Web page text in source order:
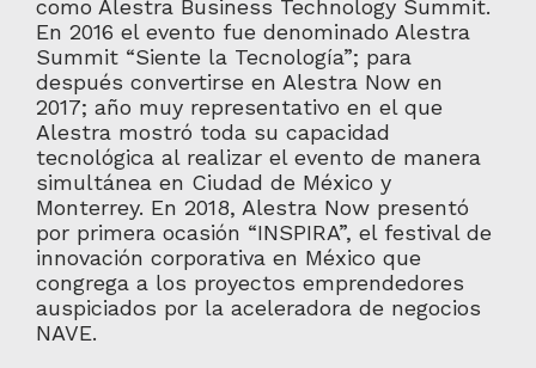
como Alestra Business Technology Summit.
En 2016 el evento fue denominado Alestra
Summit “Siente la Tecnología”; para
después convertirse en Alestra Now en
2017; año muy representativo en el que
Alestra mostró toda su capacidad
tecnológica al realizar el evento de manera
simultánea en Ciudad de México y
Monterrey. En 2018, Alestra Now presentó
por primera ocasión “INSPIRA”, el festival de
innovación corporativa en México que
congrega a los proyectos emprendedores
auspiciados por la aceleradora de negocios
NAVE.